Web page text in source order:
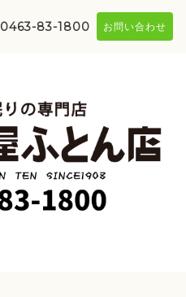
0463-83-1800 お問い合わせ